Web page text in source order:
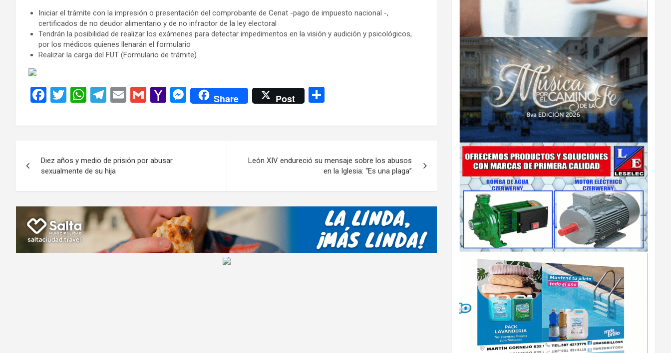
Iniciar el trámite con la impresión o presentación del comprobante de Cenat -pago de impuesto nacional -,
certificados de no deudor alimentario y de no infractor de la ley electoral
Tendrán la posibilidad de realizar los exámenes para detectar impedimentos en la visión y audición y psicológicos,
por los médicos quienes llenarán el formulario
Realizar la carga del FUT (Formulario de trámite)
F
ce
o
o
k
T
tt
W
at
A
p
p
T
e
a
m
E
ail
G
ail
Y
h
o
ail
M
se
Share Post
m
ar
tir
de
entradas
Diez años y medio de prisión por abusar
sexualmente de su hija
León XIV endureció su mensaje sobre los abusos
en la Iglesia: “Es una plaga”